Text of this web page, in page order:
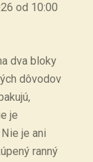
od 10:00
dva bloky
dôvodov
je
je ani
ranný